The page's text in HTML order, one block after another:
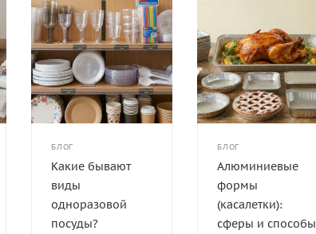
БЛОГ
Какие бывают
виды
одноразовой
посуды?
БЛОГ
Алюминиевые
формы
(касалетки):
сферы и способы